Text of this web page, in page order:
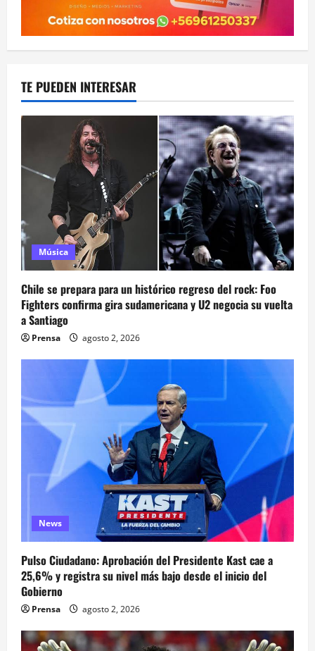
TE PUEDEN INTERESAR
Música
Chile se prepara para un histórico regreso del rock: Foo
Fighters confirma gira sudamericana y U2 negocia su vuelta
a Santiago
Prensa agosto 2, 2026
News
Pulso Ciudadano: Aprobación del Presidente Kast cae a
25,6% y registra su nivel más bajo desde el inicio del
Gobierno
Prensa agosto 2, 2026